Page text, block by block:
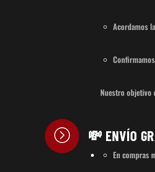
Acordamos
Nuestro objetivo
💸 ENVÍO
En compras